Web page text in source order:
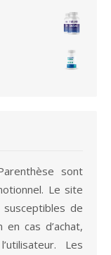
sont
Le site
de
cas d’achat,
Les